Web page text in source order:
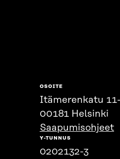
OSOITE
Itämerenkatu
00181 Helsinki
Saapumisohjeet
Y-TUNNUS
0202132-3